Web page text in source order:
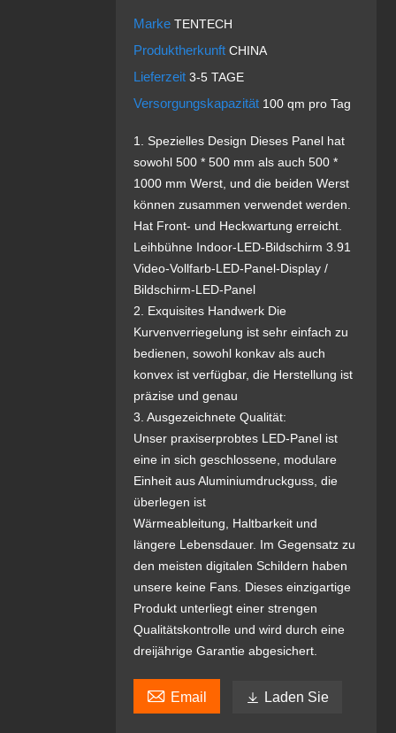
Marke TENTECH
Produktherkunft CHINA
Lieferzeit 3-5 TAGE
Versorgungskapazität 100 qm pro Tag
1. Spezielles Design Dieses Panel hat
sowohl 500 * 500 mm als auch 500 *
1000 mm Werst, und die beiden Werst
können zusammen verwendet werden.
Hat Front- und Heckwartung erreicht.
Leihbühne Indoor-LED-Bildschirm 3.91
Video-Vollfarb-LED-Panel-Display /
Bildschirm-LED-Panel
2. Exquisites Handwerk Die
Kurvenverriegelung ist sehr einfach zu
bedienen, sowohl konkav als auch
konvex ist verfügbar, die Herstellung ist
präzise und genau
3. Ausgezeichnete Qualität:
Unser praxiserprobtes LED-Panel ist
eine in sich geschlossene, modulare
Einheit aus Aluminiumdruckguss, die
überlegen ist
Wärmeableitung, Haltbarkeit und
längere Lebensdauer. Im Gegensatz zu
den meisten digitalen Schildern haben
unsere keine Fans. Dieses einzigartige
Produkt unterliegt einer strengen
Qualitätskontrolle und wird durch eine
dreijährige Garantie abgesichert.
 Email  Laden Sie